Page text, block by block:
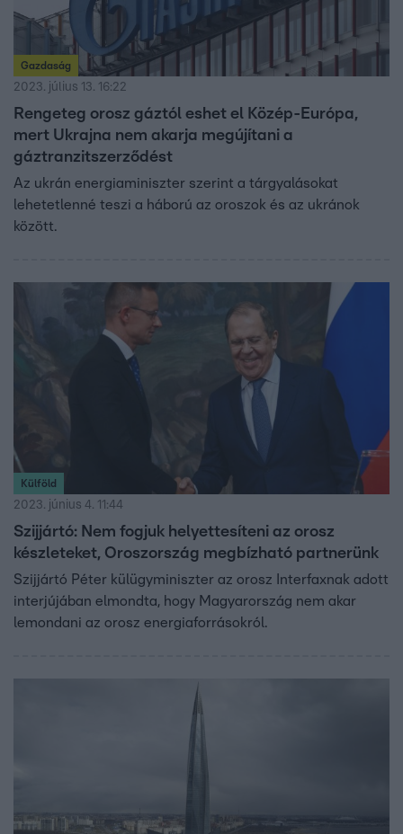
Gazdaság
2023. július 13. 16:22
Rengeteg orosz gáztól eshet el Közép-Európa,
mert Ukrajna nem akarja megújítani a
gáztranzitszerződést
Az ukrán energiaminiszter szerint a tárgyalásokat
lehetetlenné teszi a háború az oroszok és az ukránok
között.
Külföld
2023. június 4. 11:44
Szijjártó: Nem fogjuk helyettesíteni az orosz
készleteket, Oroszország megbízható partnerünk
Szijjártó Péter külügyminiszter az orosz Interfaxnak adott
interjújában elmondta, hogy Magyarország nem akar
lemondani az orosz energiaforrásokról.